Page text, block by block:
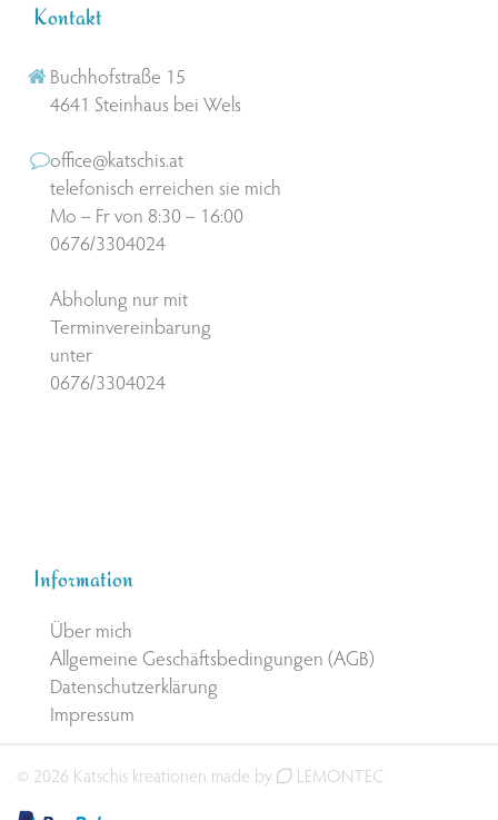
Kontakt
Buchhofstraße 15
4641 Steinhaus bei Wels
office@katschis.at
telefonisch erreichen sie mich
Mo – Fr von 8:30 – 16:00
0676/3304024
Abholung nur mit
Terminvereinbarung
unter
0676/3304024
Information
Über mich
Allgemeine Geschäftsbedingungen (AGB)
Datenschutzerklärung
Impressum
© 2026 Katschis kreationen made by LEMONTEC